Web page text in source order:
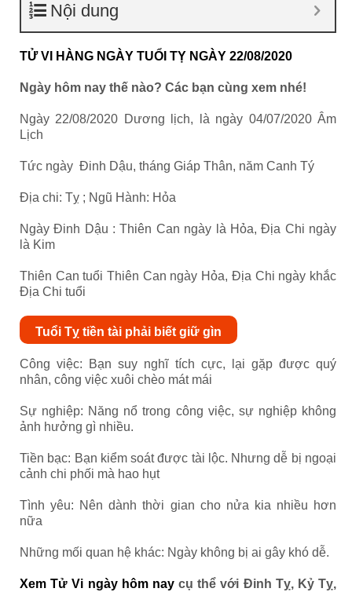
Nội dung
TỬ VI HÀNG NGÀY TUỔI TỴ NGÀY 22/08/2020
Ngày hôm nay thế nào? Các bạn cùng xem nhé!
Ngày 22/08/2020 Dương lịch, là ngày 04/07/2020 Âm
Lịch
Tức ngày Đinh Dậu, tháng Giáp Thân, năm Canh Tý
Địa chi: Tỵ ; Ngũ Hành: Hỏa
Ngày Đinh Dậu : Thiên Can ngày là Hỏa, Địa Chi ngày
là Kim
Thiên Can tuổi Thiên Can ngày Hỏa, Địa Chi ngày khắc
Địa Chi tuổi
Tuổi Tỵ tiền tài phải biết giữ gìn
Công việc: Bạn suy nghĩ tích cực, lại gặp được quý
nhân, công việc xuôi chèo mát mái
Sự nghiệp: Năng nổ trong công việc, sự nghiệp không
ảnh hưởng gì nhiều.
Tiền bạc: Bạn kiểm soát được tài lộc. Nhưng dễ bị ngoại
cảnh chi phối mà hao hụt
Tình yêu: Nên dành thời gian cho nửa kia nhiều hơn
nữa
Những mối quan hệ khác: Ngày không bị ai gây khó dễ.
Xem Tử Vi ngày hôm naycụ thể với Đinh Tỵ, Kỷ Tỵ,